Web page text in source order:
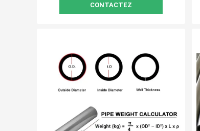
CONTACTEZ